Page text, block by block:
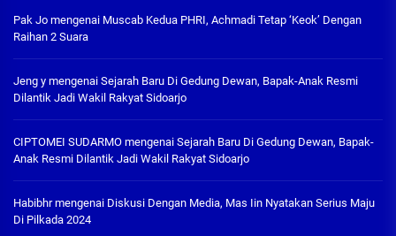
Pak Jo mengenai Muscab Kedua PHRI, Achmadi Tetap ‘Keok’ Dengan
Raihan 2 Suara
Jeng y mengenai Sejarah Baru Di Gedung Dewan, Bapak-Anak Resmi
Dilantik Jadi Wakil Rakyat Sidoarjo
CIPTOMEI SUDARMO mengenai Sejarah Baru Di Gedung Dewan, Bapak-
Anak Resmi Dilantik Jadi Wakil Rakyat Sidoarjo
Habibhrmengenai Diskusi Dengan Media, Mas Iin Nyatakan Serius Maju
Di Pilkada 2024